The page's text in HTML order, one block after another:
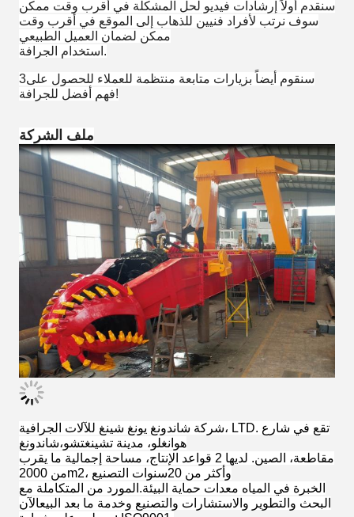
سنقدم أولاً إرشادات فيديو لحل المشكلة في أقرب وقت ممكن
سوف نرتب لأفراد فنيين للذهاب إلى الموقع في أقرب وقت
ممكن لضمان العميل الطبيعي
استخدام الجرافة.
3سنقوم أيضاً بزيارات متابعة منتظمة للعملاء للحصول على
فهم أفضل للجرافة!
ملف الشركة
شركة شاندونغ يونغ شينغ للآلات الجرافية، LTD. تقع في شارع
هوانغلو، مدينة تشينغتشو،شاندونغ
مقاطعة، الصين. لديها 2 قواعد الإنتاج، مساحة إجمالية ما يقرب
من 2000m2، وأكثر من 20
سنوات التصنيع
الخبرة في المياه معدات حماية البيئة. المورد من المتكاملة مع
البحث والتطوير والاستشارات والتصنيع وخدمة ما بعد البيعالآن